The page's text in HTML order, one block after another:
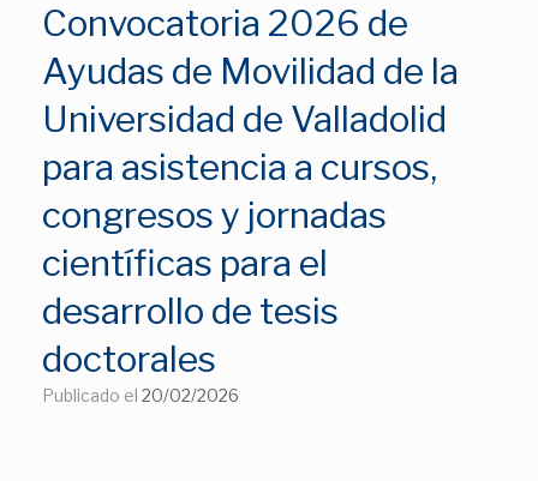
Convocatoria 2026 de
Ayudas de Movilidad de la
Universidad de Valladolid
para asistencia a cursos,
congresos y jornadas
científicas para el
desarrollo de tesis
doctorales
Publicado el 20/02/2026